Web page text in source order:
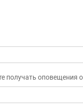
получать оповещения